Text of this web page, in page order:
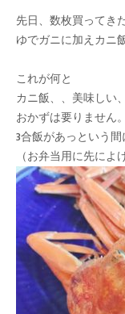
先日、数枚買ってき
ゆでガニに加えカニ
これが何と
カニ飯、、美味しい
おかずは要りません
3合飯があっという
（お弁当用に先によ